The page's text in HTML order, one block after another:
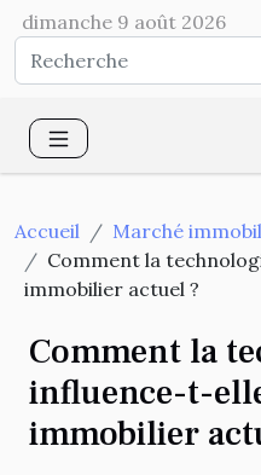
dimanche 9 août 2026
Accueil
Marché
Comment la
immobilier actuel ?
Comment la
influence-t-
immobilier